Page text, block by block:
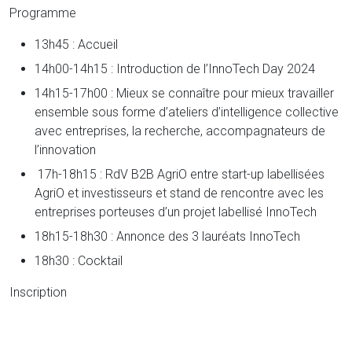
Programme
13h45 : Accueil
14h00-14h15 : Introduction de l’InnoTech Day 2024
14h15-17h00 : Mieux se connaître pour mieux travailler
ensemble sous forme d’ateliers d’intelligence collective
avec entreprises, la recherche, accompagnateurs de
l’innovation
17h-18h15 : RdV B2B AgriO entre start-up labellisées
AgriO et investisseurs et stand de rencontre avec les
entreprises porteuses d’un projet labellisé InnoTech
18h15-18h30 : Annonce des 3 lauréats InnoTech
18h30 : Cocktail
Inscription